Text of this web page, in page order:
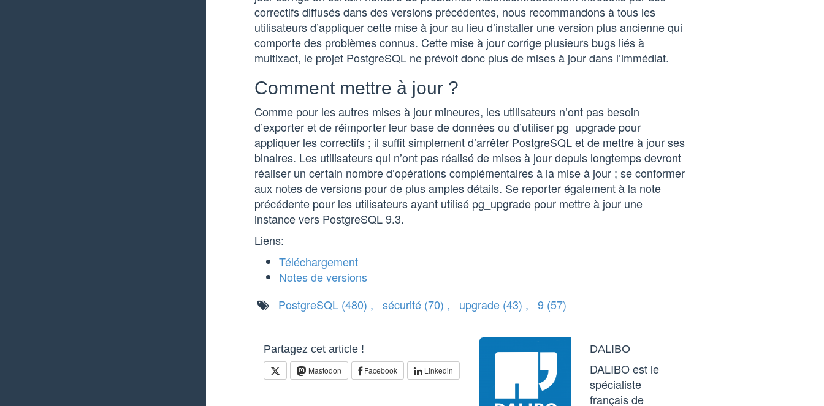
correctifs diffusés dans des versions précédentes, nous recommandons à tous les
utilisateurs d’appliquer cette mise à jour au lieu d’installer une version plus ancienne qui
comporte des problèmes connus. Cette mise à jour corrige plusieurs bugs liés à
multixact, le projet PostgreSQL ne prévoit donc plus de mises à jour dans l’immédiat.
Comment mettre à jour ?
Comme pour les autres mises à jour mineures, les utilisateurs n’ont pas besoin
d’exporter et de réimporter leur base de données ou d’utiliser pg_upgrade pour
appliquer les correctifs ; il suffit simplement d’arrêter PostgreSQL et de mettre à jour ses
binaires. Les utilisateurs qui n’ont pas réalisé de mises à jour depuis longtemps devront
réaliser un certain nombre d’opérations complémentaires à la mise à jour ; se conformer
aux notes de versions pour de plus amples détails. Se reporter également à la note
précédente pour les utilisateurs ayant utilisé pg_upgrade pour mettre à jour une
instance vers PostgreSQL 9.3.
Liens:
Téléchargement
Notes de versions
PostgreSQL (480) , sécurité (70) , upgrade (43) , 9 (57)
Partagez cet article !
Mastodon Facebook Linkedin
DALIBO
DALIBO est le
spécialiste
français de